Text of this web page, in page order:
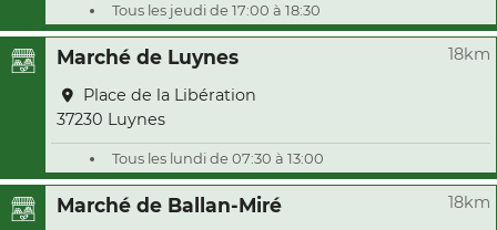
Tous les jeudi de 17:00 à 18:30
Marché de Luynes 18km
Place de la Libération
37230 Luynes
Tous les lundi de 07:30 à 13:00
Marché de Ballan-Miré 18km